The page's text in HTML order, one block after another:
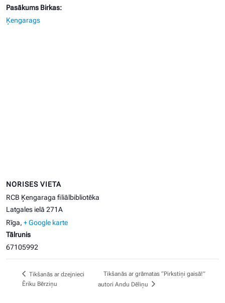
Pasākums Birkas:
Ķengarags
NORISES VIETA
RCB Ķengaraga filiālbibliotēka
Latgales ielā 271A
Rīga, + Google karte
Tālrunis
67105992
Tikšanās ar dzejnieci
Ēriku Bērziņu
Tikšanās ar grāmatas “Pirkstiņi gaisā!”
autori Andu Dēliņu